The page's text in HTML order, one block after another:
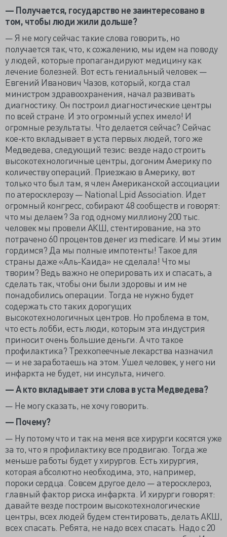
— Получается, государство не заинтересовано в
том, чтобы люди жили дольше?
— Я не могу сейчас такие слова говорить, но
получается так, что, к сожалению, мы идем на поводу
у людей, которые пропагандируют медицину как
лечение болезней. Вот есть гениальный человек —
Евгений Иванович Чазов, который, когда стал
министром здравоохранения, начал развивать
диагностику. Он построил диагностические центры
по всей стране. И это огромный успех имело! И
огромные результаты. Что делается сейчас? Сейчас
кое-кто вкладывает в уста первых людей, того же
Медведева, следующий тезис: везде надо строить
высокотехнологичные центры, догоним Америку по
количеству операций. Приезжаю в Америку, вот
только что был там, я член Американской ассоциации
по атеросклерозу — National Lpid Association. Идет
огромный конгресс, собирают 48 сообществ и говорят:
что мы делаем? За год одному миллиону 200 тыс.
человек мы провели АКШ, стентирование, на это
потрачено 60 процентов денег из medicare. И мы этим
гордимся? Да мы полные импотенты! Такое для
страны даже «Аль-Каида» не сделала! Что мы
творим? Ведь важно не оперировать их и спасать, а
сделать так, чтобы они были здоровы и им не
понадобились операции. Тогда не нужно будет
содержать сто таких дорогущих
высокотехнологичных центров. Но проблема в том,
что есть лобби, есть люди, которым эта индустрия
приносит очень большие деньги. А что такое
профилактика? Трехкопеечные лекарства назначил
— и не заработаешь на этом. Ушел человек, у него ни
инфаркта не будет, ни инсульта, ничего.
— А кто вкладывает эти слова в уста Медведева?
— Не могу сказать, не хочу говорить.
— Почему?
— Ну потому что и так на меня все хирурги косятся уже
за то, что я профилактику все продвигаю. Тогда же
меньше работы будет у хирургов. Есть хирургия,
которая абсолютно необходима, это, например,
пороки сердца. Совсем другое дело — атеросклероз,
главный фактор риска инфаркта. И хирурги говорят:
давайте везде построим высокотехнологические
центры, всех людей будем стентировать, делать АКШ,
всех спасать. Ребята, не надо всех спасать. Надо с 20